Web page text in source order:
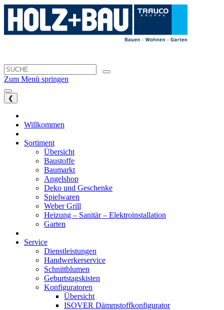
Zum Menü springen
❮
Willkommen
Sortiment
Übersicht
Baustoffe
Baumarkt
Angelshop
Deko und Geschenke
Spielwaren
Weber Grill
Heizung – Sanitär – Elektroinstallation
Garten
Service
Dienstleistungen
Handwerkerservice
Schnittblumen
Geburtstagskisten
Konfiguratoren
Übersicht
ISOVER Dämmstoffkonfigurator